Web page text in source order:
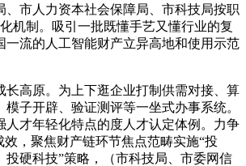
、市人力资本社会保障局、市科技局按职
机制。吸引一批既懂手艺又懂行业的复
一流的人工智能财产立异高地和使用示范
高原。为上下逛企业打制供需对接、算
子开辟、验证测评等一坐式办事系统。
人才年轻化特点的度人才认定体例。力争
效，聚焦财产链环节焦点范畴实施“投
投硬科技”策略，（市科技局、市委网信